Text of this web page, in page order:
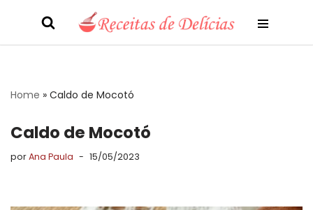
Home » Caldo de Mocotó
Caldo de Mocotó
porAna Paula 15/05/2023